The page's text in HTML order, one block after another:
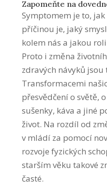
Zapomeňte na
Symptomem je to,
příčinou je, jaký
kolem nás a jakou
Proto i změna
zdravých návyků
Transformacemi
přesvědčení o světě,
sušenky, káva a jiné
život. Na rozdíl od
v mládí za pomocí
rozvoje fyzických
starším věku takové
časté.